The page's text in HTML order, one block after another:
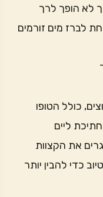
לא הופך לרך
לברז מים זורמים
כולל הטופו
ליים
את הקצוות
כדי להבין יותר